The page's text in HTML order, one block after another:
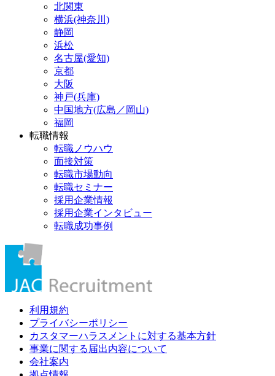
北関東
横浜(神奈川)
静岡
浜松
名古屋(愛知)
京都
大阪
神戸(兵庫)
中国地方(広島／岡山)
福岡
転職情報
転職ノウハウ
面接対策
転職市場動向
転職セミナー
採用企業情報
採用企業インタビュー
転職成功事例
利用規約
プライバシーポリシー
カスタマーハラスメントに対する基本方針
事業に関する届出内容について
会社案内